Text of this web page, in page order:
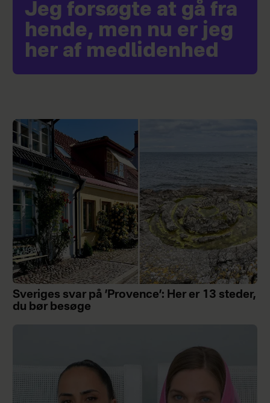
Jeg forsøgte at gå fra
hende, men nu er jeg
her af medlidenhed
Sveriges svar på ’Provence’: Her er 13 steder,
du bør besøge